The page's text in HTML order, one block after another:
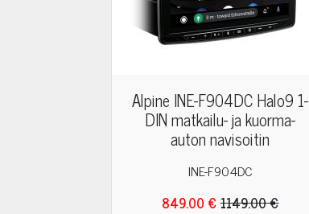
Alpine INE-F904DC Halo9 1-
DIN matkailu- ja kuorma-
auton navisoitin
INE-F904DC
849.00 €1149.00 €